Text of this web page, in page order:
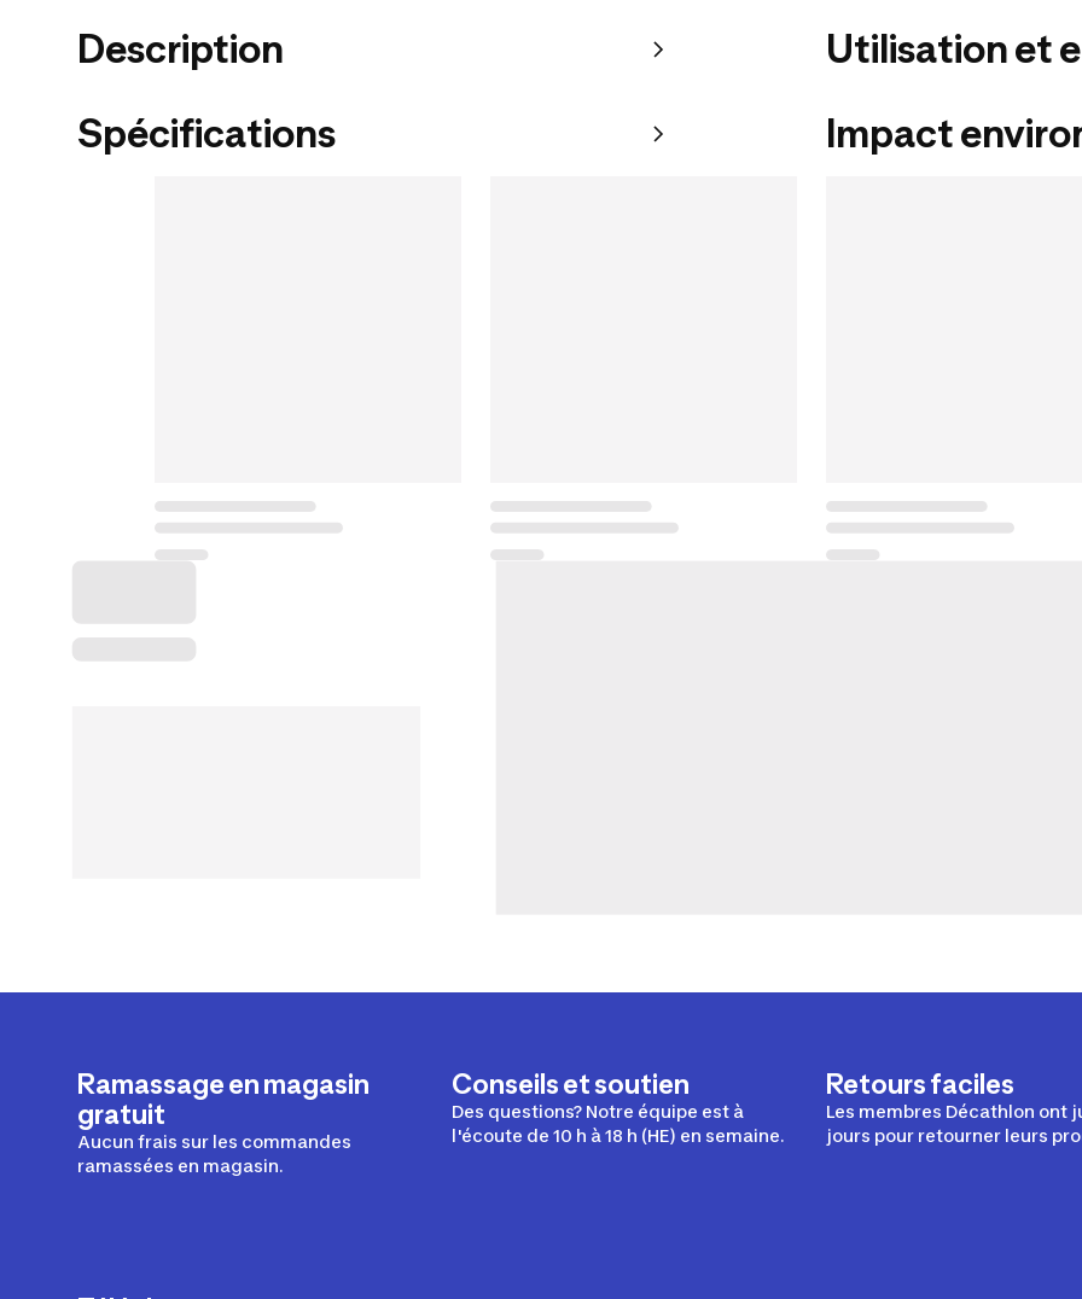
Description
Spécifications
Utilisation et
Impact
Ramassage en magasin
gratuit
Aucun frais sur les commandes
ramassées en magasin.
Conseils et soutien
Des questions? Notre équipe est à
l'écoute de 10 h à 18 h (HE) en semaine.
Retours faciles
Les membres Décathlon ont
jours pour retourner leurs